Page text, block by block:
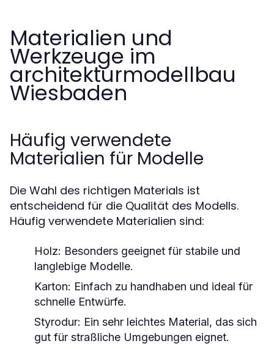
Materialien und
Werkzeuge im
architekturmodellbau
Wiesbaden
Häufig verwendete
Materialien für Modelle
Die Wahl des richtigen Materials ist
entscheidend für die Qualität des Modells.
Häufig verwendete Materialien sind:
Holz: Besonders geeignet für stabile und
langlebige Modelle.
Karton: Einfach zu handhaben und ideal für
schnelle Entwürfe.
Styrodur: Ein sehr leichtes Material, das sich
gut für straßliche Umgebungen eignet.